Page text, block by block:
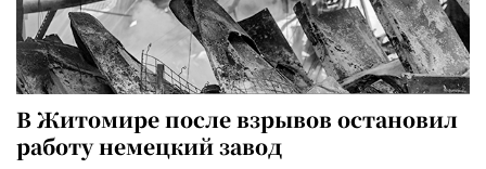
В Житомире после взрывов остановил
работу немецкий завод